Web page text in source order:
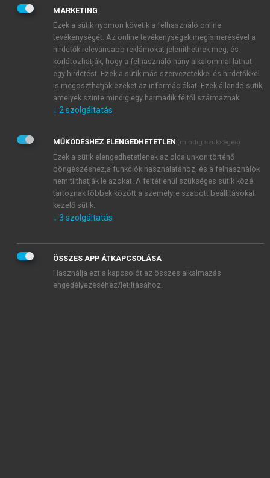
JELSZÓ
JELSZÓ ÚJRA
Kérek értesítést a MeRSZ újdonságairól, akcióiról.
Kérek értesítést az Akadémiai Kiadó Zrt. újdonságairól,
Adatkezelési tájékoztatóbanfoglaltakat tudomásul
veszem és elfogadom.
Általános vásárlási feltételeket, valamint a szotar.netés a
mersz.huoldalak licencszerződéseiben foglaltakat
tudomásul veszem és elfogadom.
KIPRÓBÁLOM
MARKETING
Ezek a sütik nyomon követik a felhasználó online
tevékenységét. Az online tevékenységek megismerésével a
hirdetők relevánsabb reklámokat jeleníthetnek meg, és
korlátozhatják, hogy a felhasználó hány alkalommal láthat
egy hirdetést. Ezek a sütik más szervezetekkel és hirdetőkkel
is megoszthatják ezeket az információkat. Ezek állandó sütik,
amelyek szinte mindig egy harmadik féltől származnak.
↓ 2 szolgáltatás
MŰKÖDÉSHEZ ELENGEDHETETLEN (mindig szükséges)
Ezek a sütik elengedhetetlenek az oldalunkon történő
böngészéshez,a funkciók használatához, és a felhasználók
nem tilthatják le azokat. A feltétlenül szükséges sütik közé
tartoznak többek között a személyre szabott beállításokat
kezelő sütik.
↓ 3 szolgáltatás
ÖSSZES APP ÁTKAPCSOLÁSA
Használja ezt a kapcsolót az összes alkalmazás
engedélyezéséhez/letiltásához.